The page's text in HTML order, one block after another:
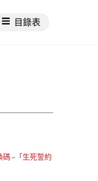
目錄表
–「生死誓約